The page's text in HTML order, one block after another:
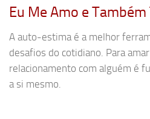
Eu Me Amo e Também
A auto-estima é a melhor
desafios do cotidiano. Para
relacionamento com alguém é
a si mesmo.